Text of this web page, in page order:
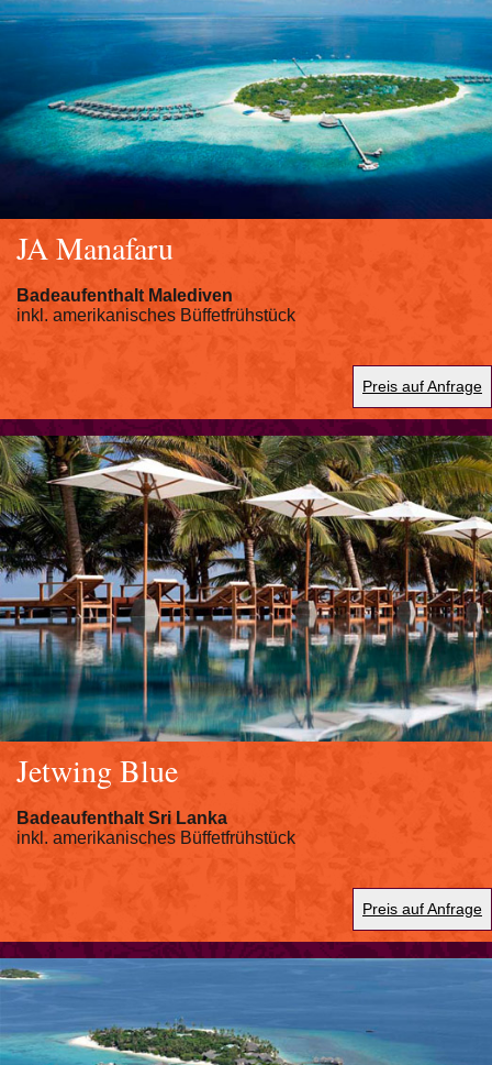
JA Manafaru
Badeaufenthalt Malediven
inkl. amerikanisches Büffetfrühstück
Preis auf Anfrage
Jetwing Blue
Badeaufenthalt Sri Lanka
inkl. amerikanisches Büffetfrühstück
Preis auf Anfrage